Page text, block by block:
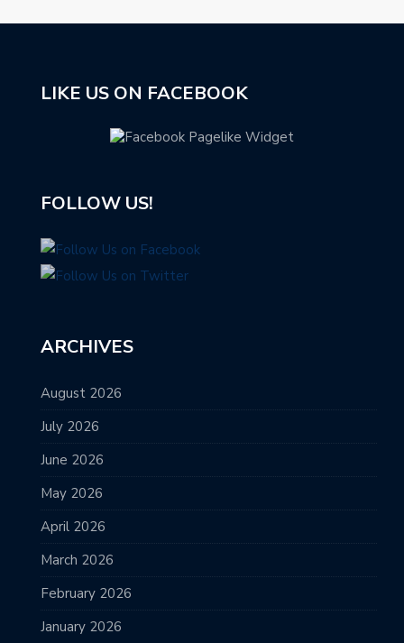
LIKE US ON FACEBOOK
FOLLOW US!
ARCHIVES
August 2026
July 2026
June 2026
May 2026
April 2026
March 2026
February 2026
January 2026